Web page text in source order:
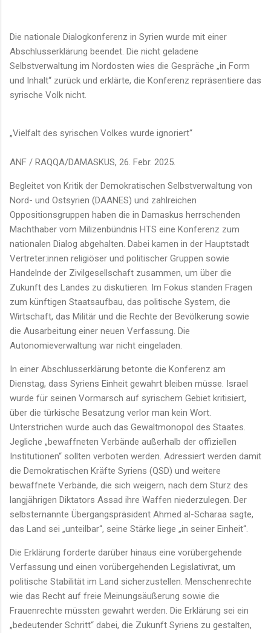
Die nationale Dialogkonferenz in Syrien wurde mit einer
Abschlusserklärung beendet. Die nicht geladene
Selbstverwaltung im Nordosten wies die Gespräche „in Form
und Inhalt“ zurück und erklärte, die Konferenz repräsentiere das
syrische Volk nicht.
„Vielfalt des syrischen Volkes wurde ignoriert“
ANF / RAQQA/DAMASKUS, 26. Febr. 2025.
Begleitet von Kritik der Demokratischen Selbstverwaltung von
Nord- und Ostsyrien (DAANES) und zahlreichen
Oppositionsgruppen haben die in Damaskus herrschenden
Machthaber vom Milizenbündnis HTS eine Konferenz zum
nationalen Dialog abgehalten. Dabei kamen in der Hauptstadt
Vertreter:innen religiöser und politischer Gruppen sowie
Handelnde der Zivilgesellschaft zusammen, um über die
Zukunft des Landes zu diskutieren. Im Fokus standen Fragen
zum künftigen Staatsaufbau, das politische System, die
Wirtschaft, das Militär und die Rechte der Bevölkerung sowie
die Ausarbeitung einer neuen Verfassung. Die
Autonomieverwaltung war nicht eingeladen.
In einer Abschlusserklärung betonte die Konferenz am
Dienstag, dass Syriens Einheit gewahrt bleiben müsse. Israel
wurde für seinen Vormarsch auf syrischem Gebiet kritisiert,
über die türkische Besatzung verlor man kein Wort.
Unterstrichen wurde auch das Gewaltmonopol des Staates.
Jegliche „bewaffneten Verbände außerhalb der offiziellen
Institutionen“ sollten verboten werden. Adressiert werden damit
die Demokratischen Kräfte Syriens (QSD) und weitere
bewaffnete Verbände, die sich weigern, nach dem Sturz des
langjährigen Diktators Assad ihre Waffen niederzulegen. Der
selbsternannte Übergangspräsident Ahmed al-Scharaa sagte,
das Land sei „unteilbar“, seine Stärke liege „in seiner Einheit“.
Die Erklärung forderte darüber hinaus eine vorübergehende
Verfassung und einen vorübergehenden Legislativrat, um
politische Stabilität im Land sicherzustellen. Menschenrechte
wie das Recht auf freie Meinungsäußerung sowie die
Frauenrechte müssten gewahrt werden. Die Erklärung sei ein
„bedeutender Schritt“ dabei, die Zukunft Syriens zu gestalten,